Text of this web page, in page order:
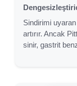
Sindirimi
artırır. Ancak
sinir, gastrit